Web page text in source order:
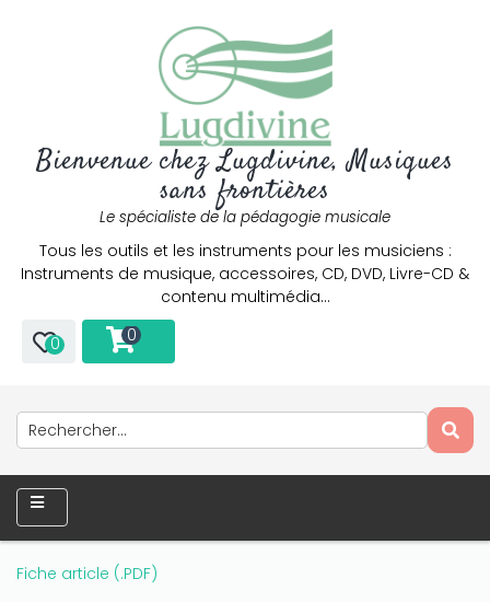
Bienvenue chez Lugdivine, Musiques
sans frontières
Le spécialiste de la pédagogie musicale
Tous les outils et les instruments pour les musiciens :
Instruments de musique, accessoires, CD, DVD, Livre-CD &
contenu multimédia…
0 0
Fiche article (.PDF)
Only play at Joo casino
if you really want to win a huge